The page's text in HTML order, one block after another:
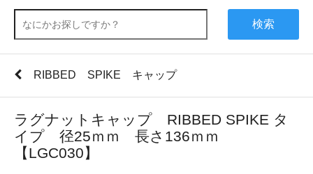
検索
RIBBED SPIKE キャップ
ラグナットキャップ RIBBED SPIKE タ
イプ 径25ｍｍ 長さ136ｍｍ
【LGC030】